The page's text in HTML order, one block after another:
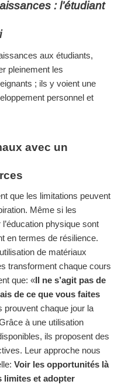
: l’étudiant
aux étudiants,
pleinement les
; ils y voient une
personnel et
avec un
que les limitations peuvent
Même si les
physique sont
en termes de résilience.
de matériaux
transforment chaque cours
que: «Il ne s’agit pas de
de ce que vous faites
prouvent chaque jour la
à une utilisation
ils proposent des
Leur approche nous
Voir les opportunités là
limites et adopter